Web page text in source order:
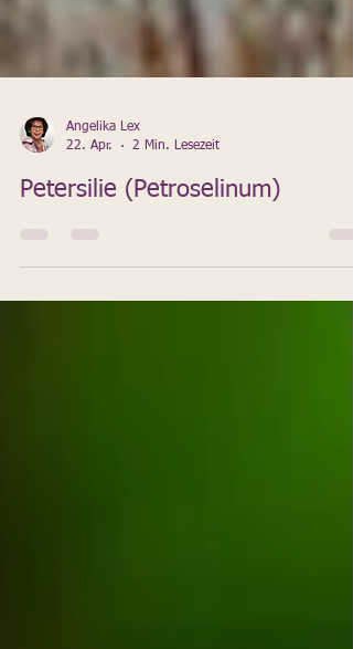
Angelika Lex
22. Apr.
2 Min. Lesezeit